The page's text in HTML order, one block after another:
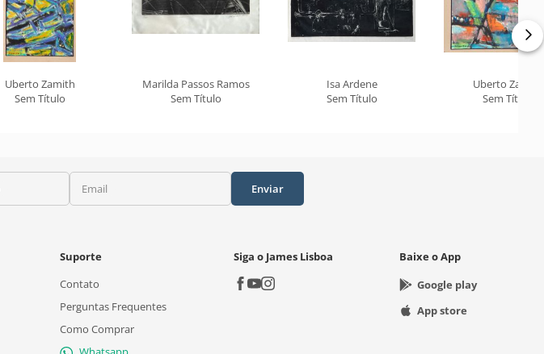
Uberto Zamith
Sem Título
Marilda Passos Ramos
Sem Título
Isa Ardene
Sem Título
Uberto Zamith
Sem Título
Email Enviar
Suporte
Contato
Perguntas Frequentes
Como Comprar
Siga o James Lisboa
Baixe o App
Google play
App store